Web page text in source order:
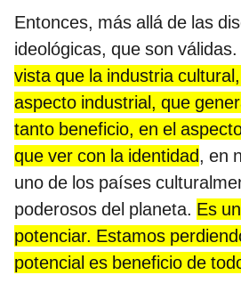
Entonces, más allá de las
ideológicas, que son válidas.
vista que la industria
aspecto industrial, que
tanto beneficio, en el
que ver con la identidad, en
uno de los países
poderosos del planeta. Es
potenciar. Estamos
potencial es beneficio de